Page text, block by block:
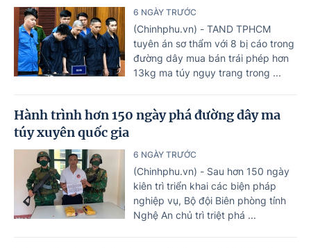
6 NGÀY TRƯỚC
(Chinhphu.vn) - TAND TPHCM
tuyên án sơ thẩm với 8 bị cáo trong
đường dây mua bán trái phép hơn
13kg ma túy ngụy trang trong ...
Hành trình hơn 150 ngày phá đường dây ma
túy xuyên quốc gia
6 NGÀY TRƯỚC
(Chinhphu.vn) - Sau hơn 150 ngày
kiên trì triển khai các biện pháp
nghiệp vụ, Bộ đội Biên phòng tỉnh
Nghệ An chủ trì triệt phá ...